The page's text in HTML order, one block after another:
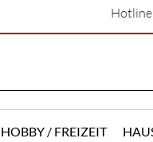
HOBBY / FREIZEIT